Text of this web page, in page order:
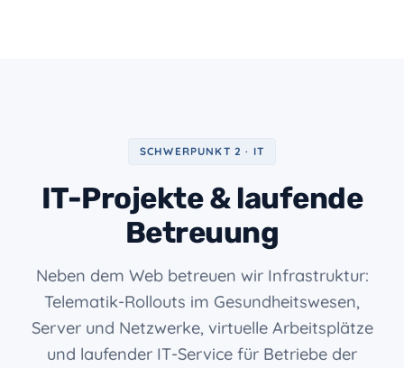
SCHWERPUNKT 2 · IT
IT-Projekte & laufende
Betreuung
Neben dem Web betreuen wir Infrastruktur:
Telematik-Rollouts im Gesundheitswesen,
Server und Netzwerke, virtuelle Arbeitsplätze
und laufender IT-Service für Betriebe der